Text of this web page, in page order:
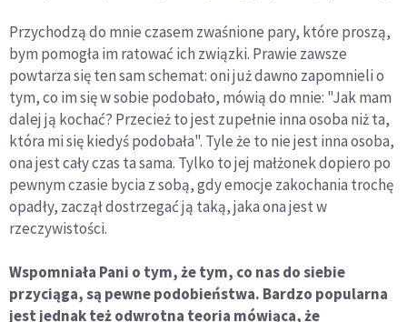
Przychodzą do mnie czasem zwaśnione pary, które proszą,
bym pomogła im ratować ich związki. Prawie zawsze
powtarza się ten sam schemat: oni już dawno zapomnieli o
tym, co im się w sobie podobało, mówią do mnie: "Jak mam
dalej ją kochać? Przecież to jest zupełnie inna osoba niż ta,
która mi się kiedyś podobała". Tyle że to nie jest inna osoba,
ona jest cały czas ta sama. Tylko to jej małżonek dopiero po
pewnym czasie bycia z sobą, gdy emocje zakochania trochę
opadły, zaczął dostrzegać ją taką, jaka ona jest w
rzeczywistości.
Wspomniała Pani o tym, że tym, co nas do siebie
przyciąga, są pewne podobieństwa. Bardzo popularna
jest jednak też odwrotna teoria mówiąca, że